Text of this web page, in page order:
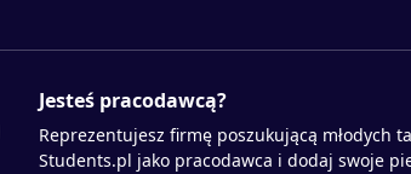
Jesteś pracodawcą?
Reprezentujesz firmę poszukującą młodych
Students.pl jako pracodawca i dodaj swoje